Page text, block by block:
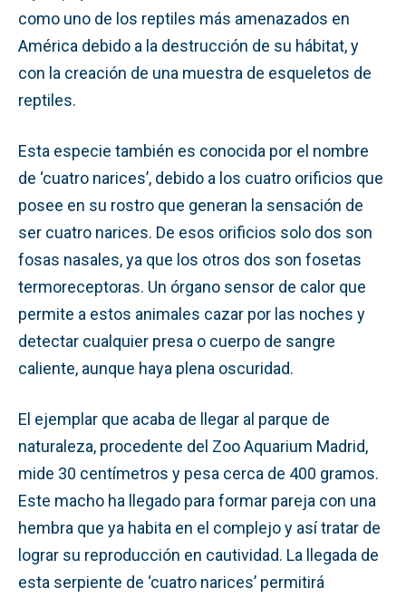
como uno de los reptiles más amenazados en
América debido a la destrucción de su hábitat, y
con la creación de una muestra de esqueletos de
reptiles.
Esta especie también es conocida por el nombre
de ‘cuatro narices’, debido a los cuatro orificios que
posee en su rostro que generan la sensación de
ser cuatro narices. De esos orificios solo dos son
fosas nasales, ya que los otros dos son fosetas
termoreceptoras. Un órgano sensor de calor que
permite a estos animales cazar por las noches y
detectar cualquier presa o cuerpo de sangre
caliente, aunque haya plena oscuridad.
El ejemplar que acaba de llegar al parque de
naturaleza, procedente del Zoo Aquarium Madrid,
mide 30 centímetros y pesa cerca de 400 gramos.
Este macho ha llegado para formar pareja con una
hembra que ya habita en el complejo y así tratar de
lograr su reproducción en cautividad. La llegada de
esta serpiente de ‘cuatro narices’ permitirá